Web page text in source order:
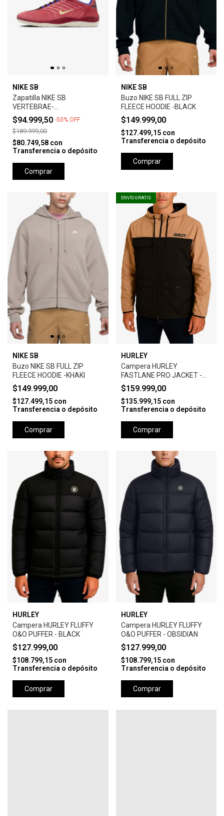
NIKE SB
Zapatilla NIKE SB
VERTEBRAE-
ADOBE/EARTH/NOBLE
RED/MELON TINT
$94.999,50 -50% OFF
$189.999,00
$80.749,58 con
Transferencia o depósito
Comprar
NIKE SB
Buzo NIKE SB FULL ZIP
FLEECE HOODIE -BLACK
$149.999,00
$127.499,15 con
Transferencia o depósito
Comprar
NIKE SB
Buzo NIKE SB FULL ZIP
FLEECE HOODIE -KHAKI
$149.999,00
$127.499,15 con
Transferencia o depósito
Comprar
ENVÍO GRATIS
HURLEY
Campera HURLEY
FASTLANE PRO JACKET -
CAMEL
$159.999,00
$135.999,15 con
Transferencia o depósito
Comprar
HURLEY
Campera HURLEY FLUFFY
O&O PUFFER - BLACK
$127.999,00
$108.799,15 con
Transferencia o depósito
Comprar
HURLEY
Campera HURLEY FLUFFY
O&O PUFFER - OBSIDIAN
$127.999,00
$108.799,15 con
Transferencia o depósito
Comprar